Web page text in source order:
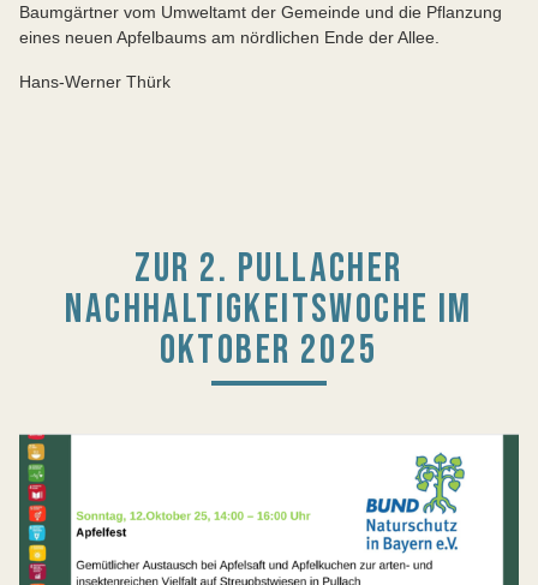
Baumgärtner vom Umweltamt der Gemeinde und die Pflanzung
eines neuen Apfelbaums am nördlichen Ende der Allee.
Hans-Werner Thürk
ZUR 2. PULLACHER
NACHHALTIGKEITSWOCHE IM
OKTOBER 2025